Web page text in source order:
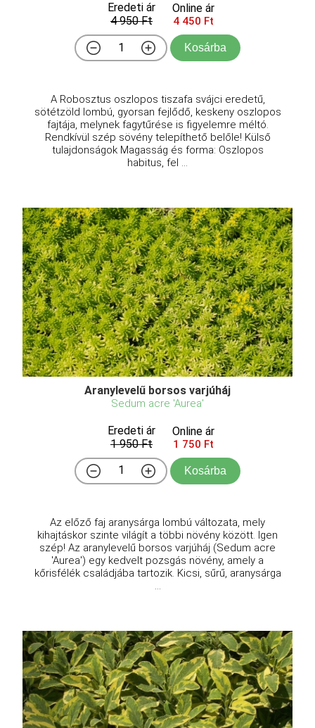
Eredeti ár
4 950 Ft
Online ár
4 450 Ft
Kosárba
A Robosztus oszlopos tiszafa svájci eredetű,
sötétzöld lombú, gyorsan fejlődő, keskeny oszlopos
fajtája, melynek fagytűrése is figyelemre méltó.
Rendkívül szép sövény telepíthető belőle! Külső
tulajdonságok Magasság és forma: Oszlopos
habitus, fel ...
Aranylevelű borsos varjúháj
Sedum acre 'Aurea'
Eredeti ár
1 950 Ft
Online ár
1 750 Ft
Kosárba
Az előző faj aranysárga lombú változata, mely
kihajtáskor szinte világít a többi növény között. Igen
szép! Az aranylevelű borsos varjúháj (Sedum acre
'Aurea') egy kedvelt pozsgás növény, amely a
kőrisfélék családjába tartozik. Kicsi, sűrű, aranysárga
...